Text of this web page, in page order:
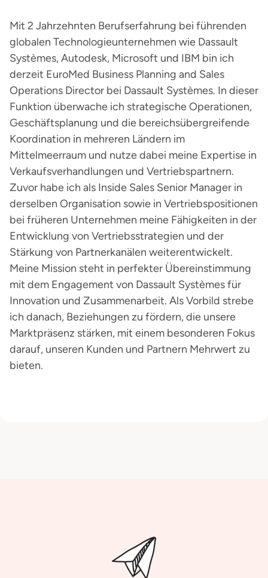
Mit 2 Jahrzehnten Berufserfahrung bei führenden
globalen Technologieunternehmen wie Dassault
Systèmes, Autodesk, Microsoft und IBM bin ich
derzeit EuroMed Business Planning and Sales
Operations Director bei Dassault Systèmes. In dieser
Funktion überwache ich strategische Operationen,
Geschäftsplanung und die bereichsübergreifende
Koordination in mehreren Ländern im
Mittelmeerraum und nutze dabei meine Expertise in
Verkaufsverhandlungen und Vertriebspartnern.
Zuvor habe ich als Inside Sales Senior Manager in
derselben Organisation sowie in Vertriebspositionen
bei früheren Unternehmen meine Fähigkeiten in der
Entwicklung von Vertriebsstrategien und der
Stärkung von Partnerkanälen weiterentwickelt.
Meine Mission steht in perfekter Übereinstimmung
mit dem Engagement von Dassault Systèmes für
Innovation und Zusammenarbeit. Als Vorbild strebe
ich danach, Beziehungen zu fördern, die unsere
Marktpräsenz stärken, mit einem besonderen Fokus
darauf, unseren Kunden und Partnern Mehrwert zu
bieten.